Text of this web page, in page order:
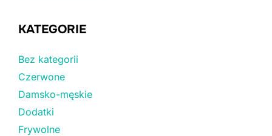
KATEGORIE
Bez kategorii
Czerwone
Damsko-męskie
Dodatki
Frywolne